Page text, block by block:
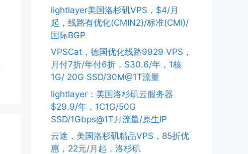
lightlayer美国洛杉矶VPS，$4/月
起，线路有优化(CMIN2)/标准(CMI)/
国际BGP
VPSCat，德国优化线路9929 VPS，
月付7折/年付6折，$30.6/年，1核
1G/ 20G SSD/30M@1T流量
lightlayer：美国洛杉矶云服务器
$29.9/年，1C1G/50G
SSD/1Gbps@1T月流量/原生IP
云途，美国洛杉矶精品VPS，85折优
惠，22元/月起，洛杉矶